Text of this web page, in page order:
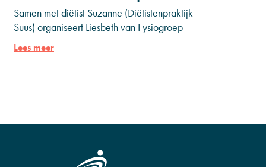
Samen met diëtist Suzanne (Diëtistenpraktijk
Suus) organiseert Liesbeth van Fysiogroep
Waterland twee gezellige én praktische
avonden vol herkenning en tips die je direct
Lees meer